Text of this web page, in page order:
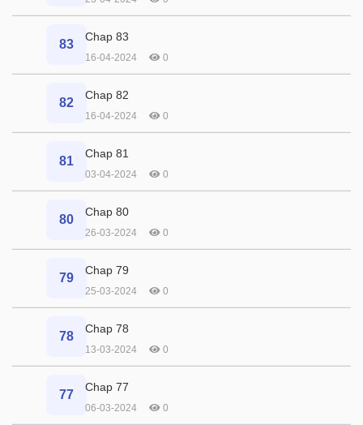
83
Chap 83
16-04-2024 0
82
Chap 82
16-04-2024 0
81
Chap 81
03-04-2024 0
80
Chap 80
26-03-2024 0
79
Chap 79
25-03-2024 0
78
Chap 78
13-03-2024 0
77
Chap 77
06-03-2024 0